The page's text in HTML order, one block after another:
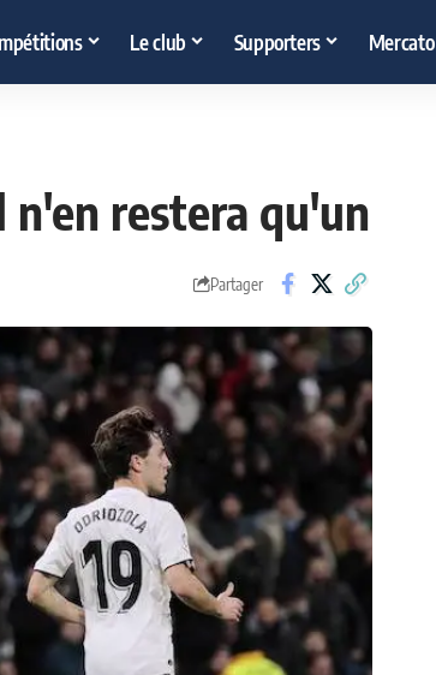
Le club Supporters Mercato
n'en restera qu'un
Partager